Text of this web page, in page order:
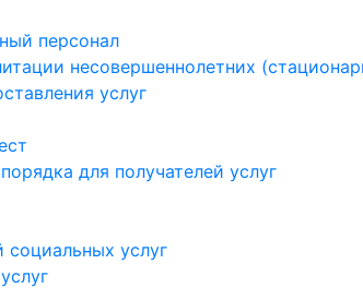
персонал
несовершеннолетних
услуг
для получателей услуг
социальных услуг